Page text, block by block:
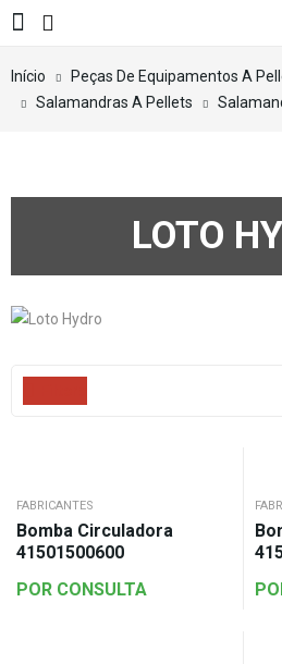
Início Peças De Equipamentos A
Salamandras A Pellets
LOTO
FABRICANTES
Bomba Circuladora
41501500600
POR CONSULTA